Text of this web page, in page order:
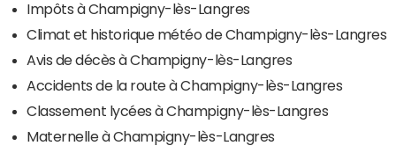
Impôts à Champigny-lès-Langres
Climat et historique météo de Champigny-lès-Langres
Avis de décès à Champigny-lès-Langres
Accidents de la route à Champigny-lès-Langres
Classement lycées à Champigny-lès-Langres
Maternelle à Champigny-lès-Langres